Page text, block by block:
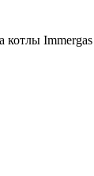
котлы Immergas